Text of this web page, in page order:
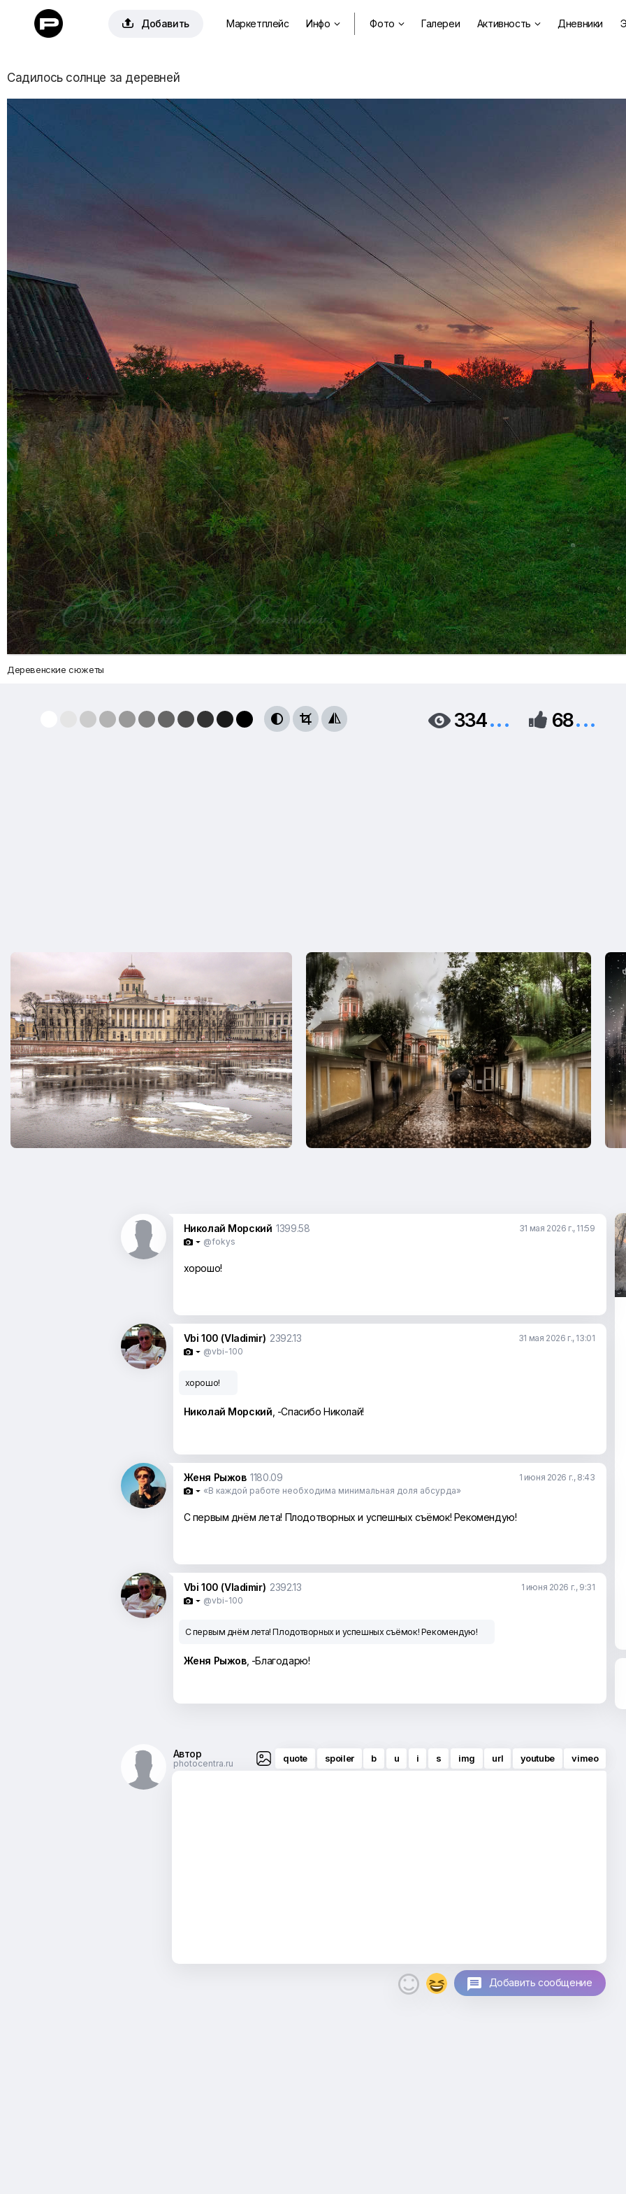
 Добавить Маркетплейс Инфо  Фото  Галереи Активность  Дневники
Садилось солнце за деревней
Деревенские сюжеты
   334...  68...
Николай Морский 1399.58 31 мая 2026 г., 11:59
 @fokys
хорошо!
Vbi 100 (Vladimir) 2392.13 31 мая 2026 г., 13:01
 @vbi-100
хорошо!
Николай Морский , -Спасибо Николай!
Женя Рыжов 1180.09 1 июня 2026 г., 8:43
 «В каждой работе необходима минимальная доля абсурда»
С первым днём лета! Плодотворных и успешных съёмок! Рекомендую!
Vbi 100 (Vladimir) 2392.13 1 июня 2026 г., 9:31
 @vbi-100
С первым днём лета! Плодотворных и успешных съёмок! Рекомендую!
Женя Рыжов, -Благодарю!
Автор
photocentra.ru quote spoiler b u i s img url youtube vimeo
 Добавить сообщение